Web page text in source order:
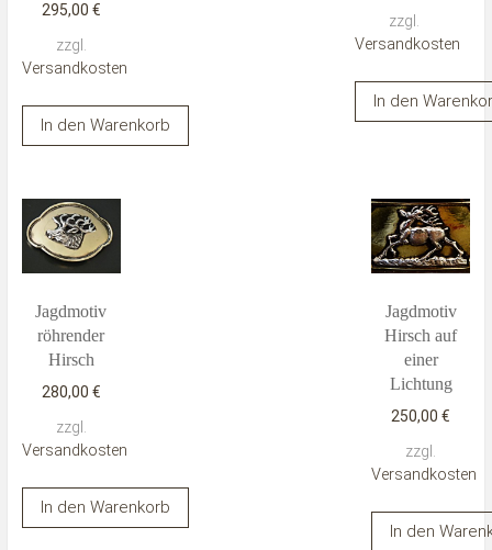
295,00 €
zzgl.
Versandkosten
In den Warenkorb
zzgl.
Versandkosten
In den
Jagdmotiv
röhrender
Hirsch
280,00 €
zzgl.
Versandkosten
In den Warenkorb
Jagdmotiv
Hirsch auf
einer
Lichtung
250,00€
zzgl.
Versandkosten
In den